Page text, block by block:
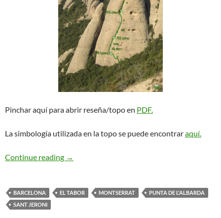
Pinchar aquí para abrir reseña/topo en PDF.
La simbología utilizada en la topo se puede encontraraquí.
Continue reading Mas-Guasch. Puntal de L’Albarda
→
BARCELONA EL TABOR MONTSERRAT
PUNTA DE L'ALBARDA
SANT JERONI